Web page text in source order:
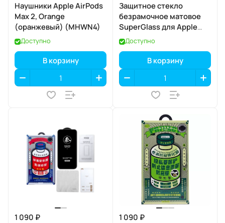
Наушники Apple AirPods
Max 2, Orange
(оранжевый) (MHWN4)
Доступно
В корзину
Защитное стекло
безрамочное матовое
SuperGlass для Apple
iPhone 17 Air
Доступно
В корзину
1 090 ₽ 1 090 ₽